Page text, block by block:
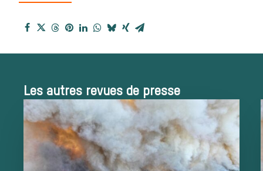
reçues
Bien-être animal
Histoire de la
chasse à courre
Les autres revues de presse